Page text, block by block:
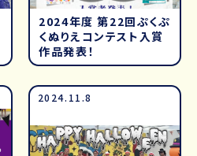
2024年度 第22回ぷくぷ
くぬりえコンテスト入賞
作品発表！
2024.11.8